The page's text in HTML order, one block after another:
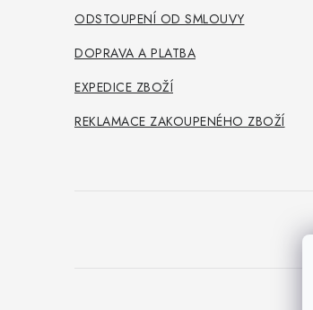
ODSTOUPENÍ OD SMLOUVY
DOPRAVA A PLATBA
EXPEDICE ZBOŽÍ
REKLAMACE ZAKOUPENÉHO ZBOŽÍ